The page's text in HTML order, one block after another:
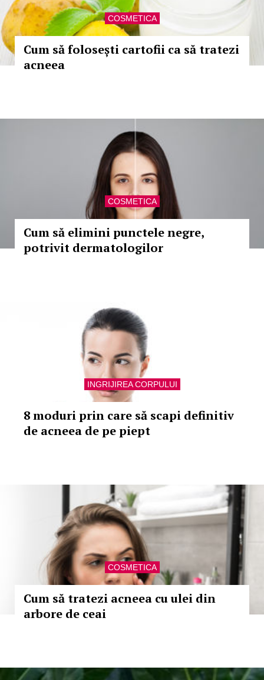
COSMETICA
Cum să folosești cartofii ca să tratezi
acneea
COSMETICA
Cum să elimini punctele negre,
potrivit dermatologilor
INGRIJIREA CORPULUI
8 moduri prin care să scapi definitiv
de acneea de pe piept
COSMETICA
Cum să tratezi acneea cu ulei din
arbore de ceai